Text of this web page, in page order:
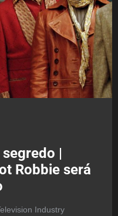
|
Robbie será
Industry